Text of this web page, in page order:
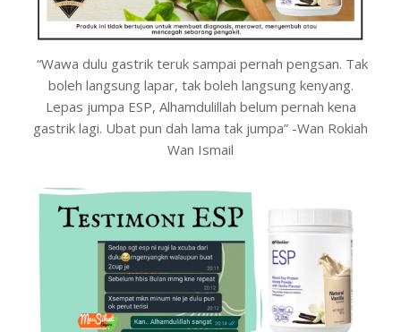
“Wawa dulu gastrik teruk sampai pernah pengsan. Tak
boleh langsung lapar, tak boleh langsung kenyang.
Lepas jumpa ESP, Alhamdulillah belum pernah kena
gastrik lagi. Ubat pun dah lama tak jumpa” -Wan Rokiah
Wan Ismail